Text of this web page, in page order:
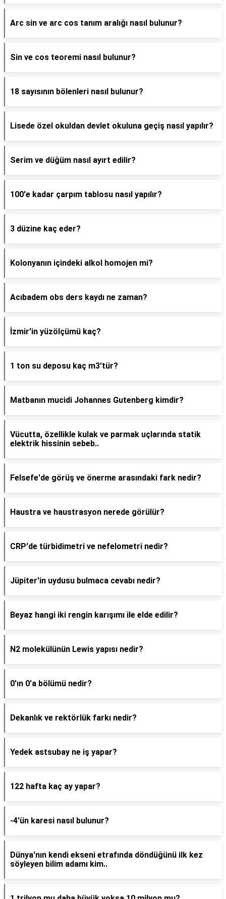
Arc sin ve arc cos tanım aralığı nasıl bulunur?
Sin ve cos teoremi nasıl bulunur?
18 sayısının bölenleri nasıl bulunur?
Lisede özel okuldan devlet okuluna geçiş nasıl yapılır?
Serim ve düğüm nasıl ayırt edilir?
100'e kadar çarpım tablosu nasıl yapılır?
3 düzine kaç eder?
Kolonyanın içindeki alkol homojen mi?
Acıbadem obs ders kaydı ne zaman?
İzmir'in yüzölçümü kaç?
1 ton su deposu kaç m3'tür?
Matbanın mucidi Johannes Gutenberg kimdir?
Vücutta, özellikle kulak ve parmak uçlarında statik
elektrik hissinin sebeb..
Felsefe'de görüş ve önerme arasındaki fark nedir?
Haustra ve haustrasyon nerede görülür?
CRP'de türbidimetri ve nefelometri nedir?
Jüpiter'in uydusu bulmaca cevabı nedir?
Beyaz hangi iki rengin karışımı ile elde edilir?
N2 molekülünün Lewis yapısı nedir?
0'ın 0'a bölümü nedir?
Dekanlık ve rektörlük farkı nedir?
Yedek astsubay ne iş yapar?
122 hafta kaç ay yapar?
-4'ün karesi nasıl bulunur?
Dünya'nın kendi ekseni etrafında döndüğünü ilk kez
söyleyen bilim adamı kim..